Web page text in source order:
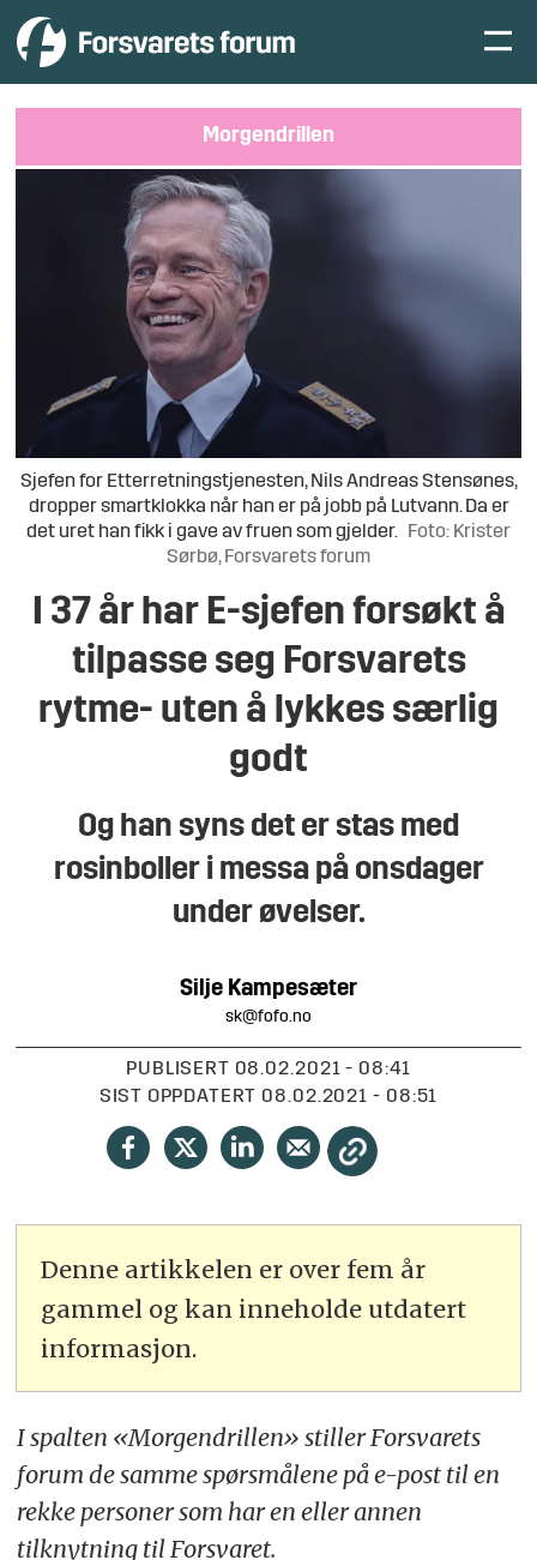
Morgendrillen
Sjefen for Etterretningstjenesten, Nils Andreas Stensønes,
dropper smartklokka når han er på jobb på Lutvann. Da er
det uret han fikk i gave av fruen som gjelder.
Foto: Krister
Sørbø, Forsvarets forum
I 37 år har E-sjefen forsøkt å
tilpasse seg Forsvarets
rytme- uten å lykkes særlig
godt
Og han syns det er stas med
rosinboller i messa på onsdager
under øvelser.
Silje Kampesæter
sk@fofo.no
PUBLISERT
08.02.2021 - 08:41
SIST OPPDATERT
08.02.2021 - 08:51
Denne artikkelen er over fem år
gammel og kan inneholde utdatert
informasjon.
I spalten «Morgendrillen» stiller Forsvarets
forum de samme spørsmålene på e-post til en
rekke personer som har en eller annen
tilknytning til Forsvaret.